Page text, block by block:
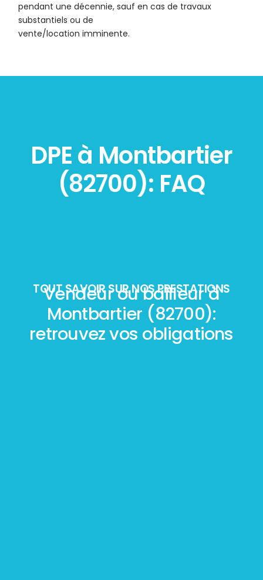
pendant une décennie, sauf en cas de travaux
substantiels ou de
vente/location imminente.
DPE à Montbartier
(82700): FAQ
TOUT SAVOIR SUR NOS PRESTATIONS
Vendeur ou bailleur à
Montbartier (82700):
retrouvez vos obligations